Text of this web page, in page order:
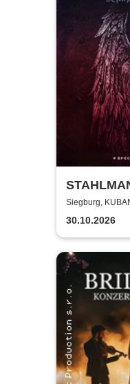
der Tod
Siegburg,
30.10.2026